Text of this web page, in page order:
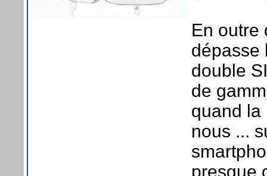
En outre
dépasse
double
de
quand la
nous ...
presque